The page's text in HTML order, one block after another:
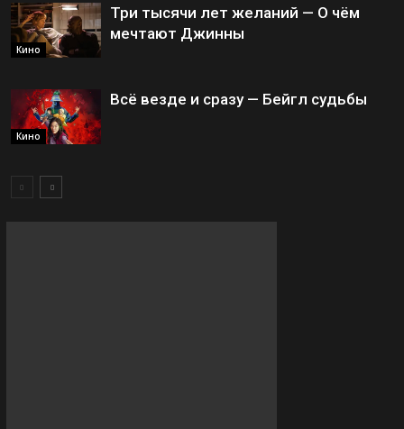
Кино
Три тысячи лет желаний — О чём
мечтают Джинны
Кино
Всё везде и сразу — Бейгл судьбы